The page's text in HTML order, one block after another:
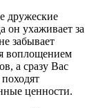
дружеские
он ухаживает за
забывает
воплощением
а сразу Вас
ценности.